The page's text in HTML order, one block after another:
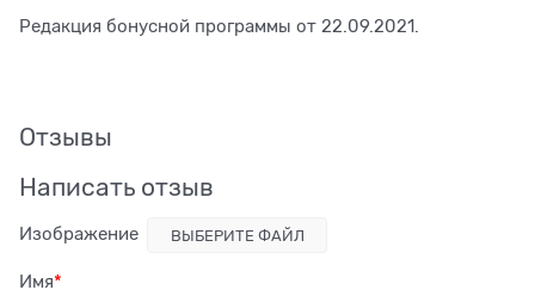
Редакция бонусной программы от 22.09.2021.
Отзывы
Написать отзыв
Изображение ВЫБЕРИТЕ ФАЙЛ
Имя